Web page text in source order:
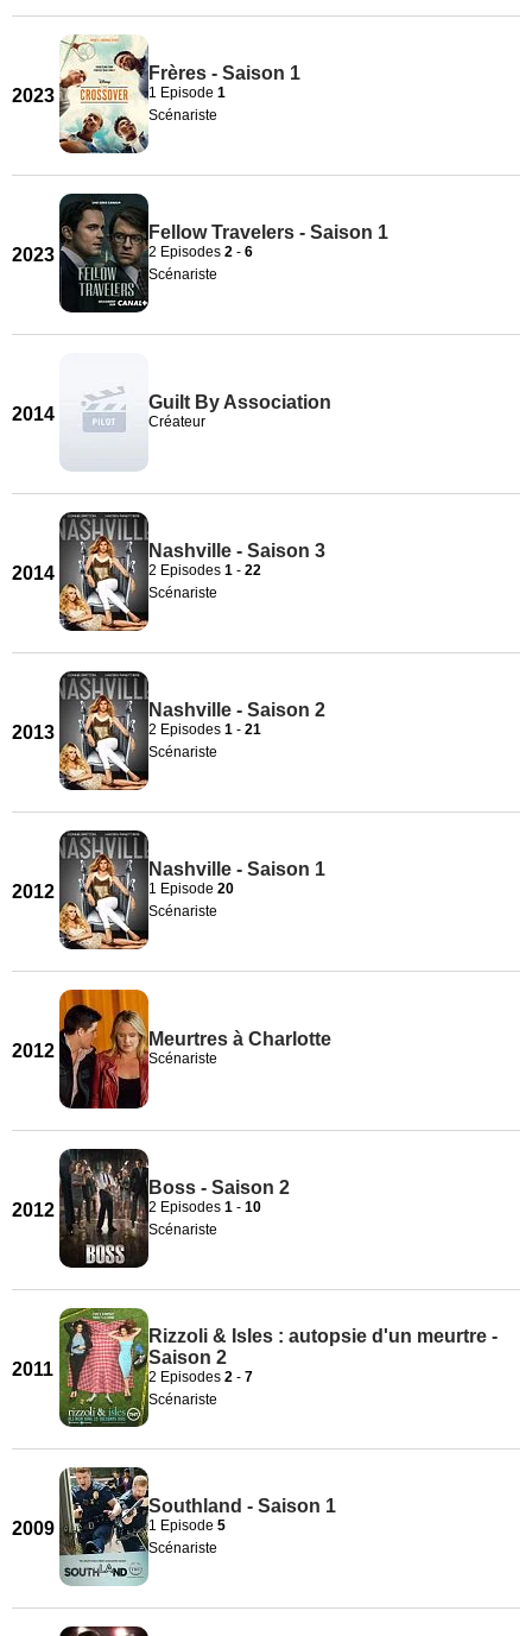
2023
Frères - Saison 1
1 Episode 1
Scénariste
2023
Fellow Travelers - Saison 1
2 Episodes 2 - 6
Scénariste
2014
Guilt By Association
Créateur
2014
Nashville - Saison 3
2 Episodes 1 - 22
Scénariste
2013
Nashville - Saison 2
2 Episodes 1 - 21
Scénariste
2012
Nashville - Saison 1
1 Episode 20
Scénariste
2012
Meurtres à Charlotte
Scénariste
2012
Boss - Saison 2
2 Episodes 1 - 10
Scénariste
2011
Rizzoli & Isles : autopsie d'un meurtre -
Saison 2
2 Episodes 2 - 7
Scénariste
2009
Southland - Saison 1
1 Episode 5
Scénariste